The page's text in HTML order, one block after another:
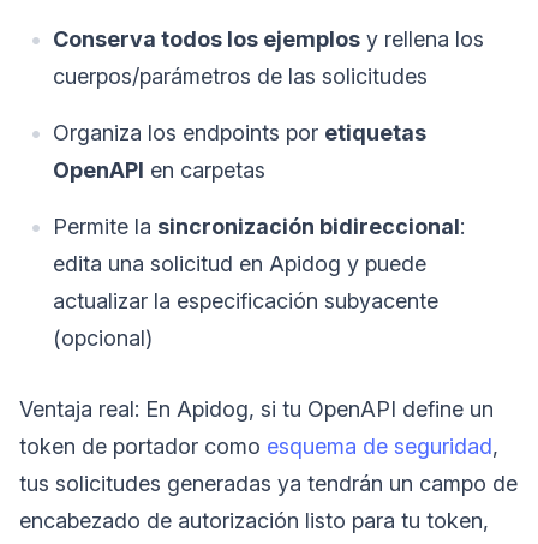
Conserva todos los ejemplos y rellena los
cuerpos/parámetros de las solicitudes
Organiza los endpoints por etiquetas
OpenAPI en carpetas
Permite la sincronización bidireccional:
edita una solicitud en Apidog y puede
actualizar la especificación subyacente
(opcional)
Ventaja real: En Apidog, si tu OpenAPI define un
token de portador como esquema de seguridad,
tus solicitudes generadas ya tendrán un campo de
encabezado de autorización listo para tu token,